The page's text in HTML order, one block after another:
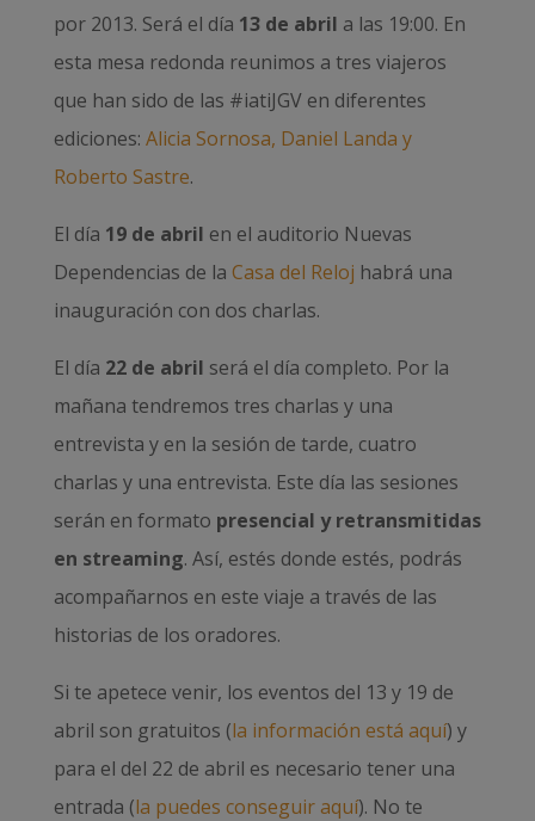
por 2013. Será el día 13 de abril a las 19:00. En
esta mesa redonda reunimos a tres viajeros
que han sido de las #iatiJGV en diferentes
ediciones: Alicia Sornosa, Daniel Landa y
Roberto Sastre.
El día 19 de abril en el auditorio Nuevas
Dependencias de la Casa del Reloj habrá una
inauguración con dos charlas.
El día 22 de abril será el día completo. Por la
mañana tendremos tres charlas y una
entrevista y en la sesión de tarde, cuatro
charlas y una entrevista. Este día las sesiones
serán en formato presencial y retransmitidas
en streaming. Así, estés donde estés, podrás
acompañarnos en este viaje a través de las
historias de los oradores.
Si te apetece venir, los eventos del 13 y 19 de
abril son gratuitos (la información está aquí) y
para el del 22 de abril es necesario tener una
entrada (la puedes conseguir aquí). No te